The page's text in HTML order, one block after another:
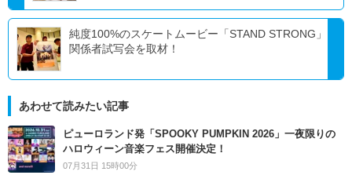
純度100%のスケートムービー「STAND STRONG」
関係者試写会を取材！
あわせて読みたい記事
ピューロランド発「SPOOKY PUMPKIN 2026」一夜限りの
ハロウィーン音楽フェス開催決定！
07月31日 15時00分